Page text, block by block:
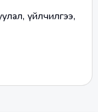
үйлчилгээ,